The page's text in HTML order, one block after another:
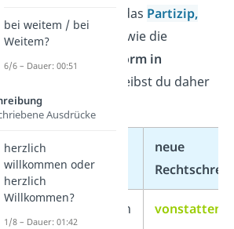
das Partizip,
derzu-Infinitiv
, sowie die
konjugierte Verbform in
schreibst du daher
immer
alte
Rechtschreibung
neue
vonstatten gehen
bei weitem / bei
Weitem?
6/6 – Dauer: 00:51
Ausdrücke
herzlich
willkommen oder
herzlich
Willkommen?
1/8 – Dauer: 01:42